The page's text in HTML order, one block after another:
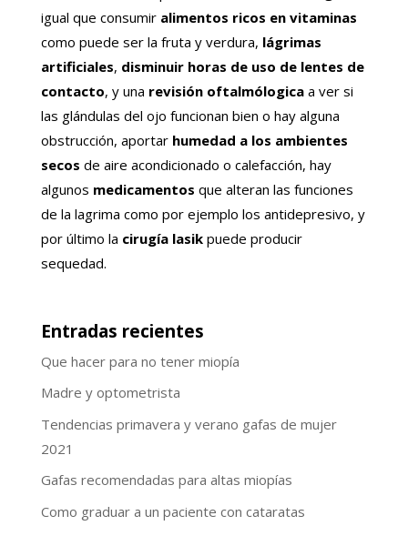
igual que consumir alimentos ricos en vitaminas
como puede ser la fruta y verdura, lágrimas
artificiales, disminuir horas de uso de lentes de
contacto, y una revisión oftalmólogicaa ver si
las glándulas del ojo funcionan bien o hay alguna
obstrucción, aportar humedad a los ambientes
secos de aire acondicionado o calefacción, hay
algunos medicamentos que alteran las funciones
de la lagrima como por ejemplo los antidepresivo, y
por último la cirugía lasikpuede producir
sequedad.
Entradas recientes
Que hacer para no tener miopía
Madre y optometrista
Tendencias primavera y verano gafas de mujer
2021
Gafas recomendadas para altas miopías
Como graduar a un paciente con cataratas